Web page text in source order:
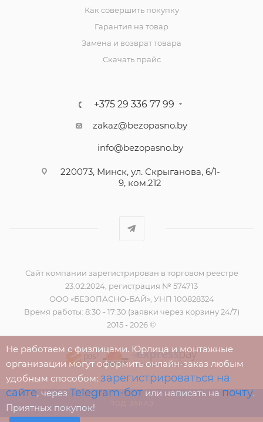
Как совершить покупку
Гарантия на товар
Замена и возврат товара
Скачать прайс
+375 29 336 77 99
zakaz@bezopasno.by
info@bezopasno.by
220073, Минск, ул. Скрыганова, 6/1-
9, ком.212
Сайт компании зарегистрирован в торговом реестре
23.02.2024, регистрация № 574713
ООО «БЕЗОПАСНО-БАЙ», УНП 100828324
Время работы: 8:30 - 17:30 (заявки через корзину 24/7)
2015 - 2026 ©
Не работаем с физлицами. Юрлица и монтажные
организации могут оформить онлайн-заказ любым
удобным способом: зарегистрироваться на
сайте, через Telegram-бот или написать на почту.
Приятных покупок!